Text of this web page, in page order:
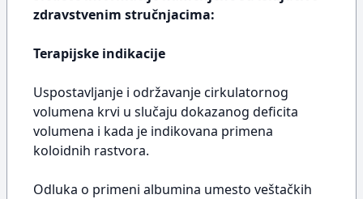
zdravstvenim stručnjacima:
Terapijske indikacije
Uspostavljanje i održavanje cirkulatornog
volumena krvi u slučaju dokazanog deficita
volumena i kada je indikovana primena
koloidnih rastvora.
Odluka o primeni albumina umesto veštačkih